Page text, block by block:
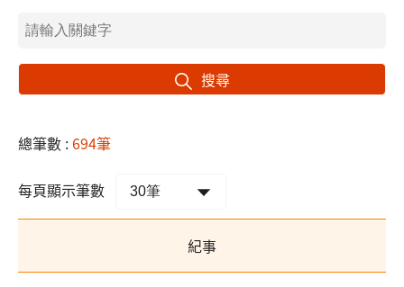
搜尋
總筆數 : 694筆
每頁顯示筆數
紀事